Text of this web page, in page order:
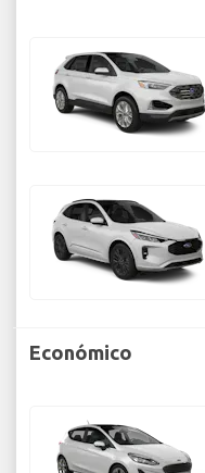
Económico